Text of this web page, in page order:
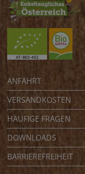
ANFAHRT
VERSANDKOSTEN
HÄUFIGE FRAGEN
DOWNLOADS
BARRIEREFREIHEIT